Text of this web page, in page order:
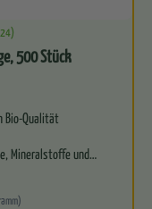
500 Stück
Bio-Qualität
Mineralstoffe und…